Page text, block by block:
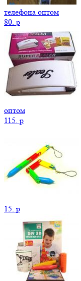
телефона оптом
80. p
оптом
115. p
15. p